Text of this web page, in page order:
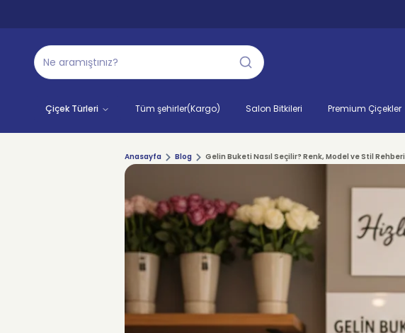
Çiçek Türleri Tüm şehirler(Kargo) Salon Bitkileri Premium Çiçekler
Anasayfa Blog Gelin Buketi Nasıl Seçilir? Renk, Model ve Stil Rehberi